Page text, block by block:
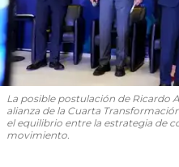
La posible postulación de Ricardo
alianza de la Cuarta
el equilibrio entre la estrategia de
movimiento.